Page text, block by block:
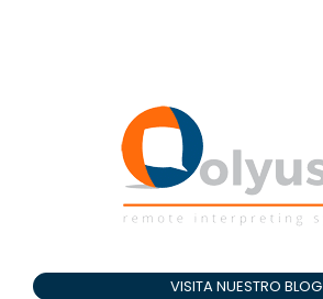
VISITA NUESTRO BLOG